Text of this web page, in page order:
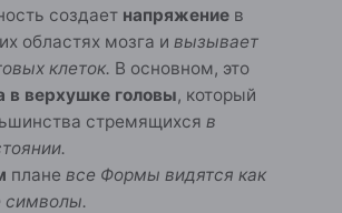
создает напряжение в
областях мозга и вызывает
клеток. В основном, это
в верхушке головы, который
стремящихся в
плане все Формы видятся как
символы.